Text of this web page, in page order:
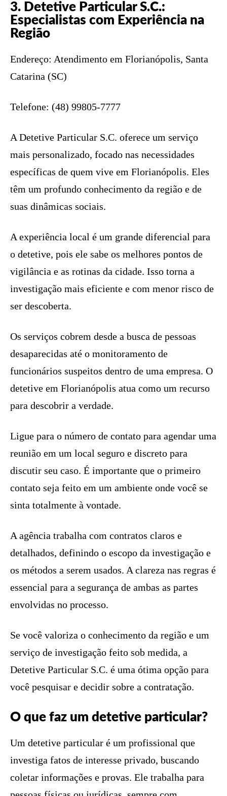
3. Detetive Particular S.C.:
Especialistas com Experiência na
Região
Endereço: Atendimento em Florianópolis, Santa
Catarina (SC)
Telefone: (48) 99805-7777
A Detetive Particular S.C. oferece um serviço
mais personalizado, focado nas necessidades
específicas de quem vive em Florianópolis. Eles
têm um profundo conhecimento da região e de
suas dinâmicas sociais.
A experiência local é um grande diferencial para
o detetive, pois ele sabe os melhores pontos de
vigilância e as rotinas da cidade. Isso torna a
investigação mais eficiente e com menor risco de
ser descoberta.
Os serviços cobrem desde a busca de pessoas
desaparecidas até o monitoramento de
funcionários suspeitos dentro de uma empresa. O
detetive em Florianópolis atua como um recurso
para descobrir a verdade.
Ligue para o número de contato para agendar uma
reunião em um local seguro e discreto para
discutir seu caso. É importante que o primeiro
contato seja feito em um ambiente onde você se
sinta totalmente à vontade.
A agência trabalha com contratos claros e
detalhados, definindo o escopo da investigação e
os métodos a serem usados. A clareza nas regras é
essencial para a segurança de ambas as partes
envolvidas no processo.
Se você valoriza o conhecimento da região e um
serviço de investigação feito sob medida, a
Detetive Particular S.C. é uma ótima opção para
você pesquisar e decidir sobre a contratação.
O que faz um detetive particular?
Um detetive particular é um profissional que
investiga fatos de interesse privado, buscando
coletar informações e provas. Ele trabalha para